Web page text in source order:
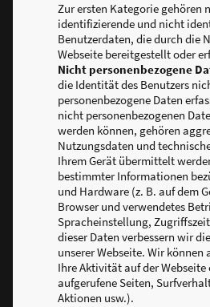
Zur ersten Kategorie gehören
identifizierende und nicht
Benutzerdaten, die durch die
Webseite bereitgestellt oder
Nicht personenbezogene
die Identität des Benutzers
personenbezogene Daten
nicht personenbezogenen
werden können, gehören
Nutzungsdaten und
Ihrem Gerät übermittelt
bestimmter Informationen
und Hardware (z. B. auf dem
Browser und verwendetes
Spracheinstellung,
dieser Daten verbessern wir
unserer Webseite. Wir können
Ihre Aktivität auf der Webseite
aufgerufene Seiten,
Aktionen usw.).